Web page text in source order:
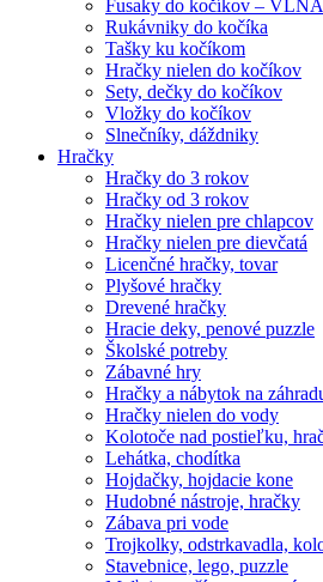
Fusaky do kočíkov – VLNA
Rukávniky do kočíka
Tašky ku kočíkom
Hračky nielen do kočíkov
Sety, dečky do kočíkov
Vložky do kočíkov
Slnečníky, dáždniky
Hračky
Hračky do 3 rokov
Hračky od 3 rokov
Hračky nielen pre chlapcov
Hračky nielen pre dievčatá
Licenčné hračky, tovar
Plyšové hračky
Drevené hračky
Hracie deky, penové puzzle
Školské potreby
Zábavné hry
Hračky a nábytok na
Hračky nielen do vody
Kolotoče nad postieľku,
Lehátka, chodítka
Hojdačky, hojdacie kone
Hudobné nástroje, hračky
Zábava pri vode
Trojkolky, odstrkavadla,
Stavebnice, lego, puzzle